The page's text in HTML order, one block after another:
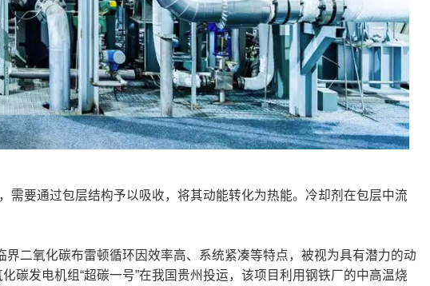
需要通过包层结构予以吸收，将其动能转化为热能。冷却剂在包层中流
二氧化碳布雷顿循环因效率高、系统紧凑等特点，被视为具有潜力的动
碳发电机组“超碳一号”在我国贵州投运，该项目利用钢铁厂的中高温烧